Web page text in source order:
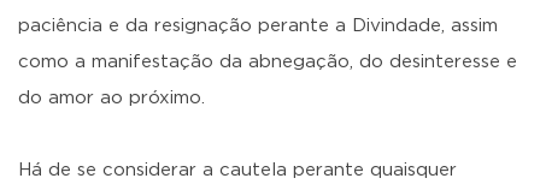
paciência e da resignação perante a Divindade, assim
como a manifestação da abnegação, do desinteresse e
do amor ao próximo.
Há de se considerar a cautela perante quaisquer